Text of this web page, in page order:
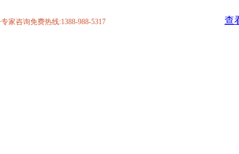
家咨询免费热线:1388-988-5317 查